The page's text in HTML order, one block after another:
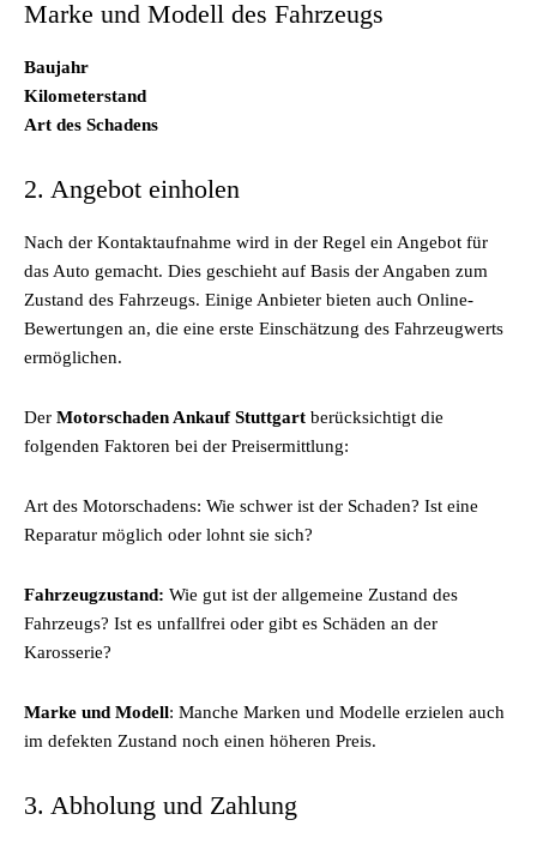
Marke und Modell des Fahrzeugs
Baujahr
Kilometerstand
Art des Schadens
2. Angebot einholen
Nach der Kontaktaufnahme wird in der Regel ein Angebot für
das Auto gemacht. Dies geschieht auf Basis der Angaben zum
Zustand des Fahrzeugs. Einige Anbieter bieten auch Online-
Bewertungen an, die eine erste Einschätzung des Fahrzeugwerts
ermöglichen.
Der Motorschaden Ankauf Stuttgart berücksichtigt die
folgenden Faktoren bei der Preisermittlung:
Art des Motorschadens: Wie schwer ist der Schaden? Ist eine
Reparatur möglich oder lohnt sie sich?
Fahrzeugzustand: Wie gut ist der allgemeine Zustand des
Fahrzeugs? Ist es unfallfrei oder gibt es Schäden an der
Karosserie?
Marke und Modell: Manche Marken und Modelle erzielen auch
im defekten Zustand noch einen höheren Preis.
3. Abholung und Zahlung